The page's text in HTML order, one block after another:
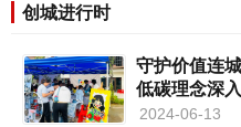
创城进行时
守护价值连
低碳理念深
2024-06-13